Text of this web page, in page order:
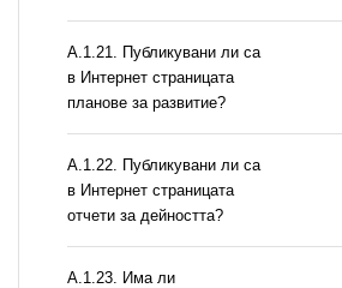
А.1.21. Публикувани ли са
в Интернет страницата
планове за развитие?
А.1.22. Публикувани ли са
в Интернет страницата
отчети за дейността?
А.1.23. Има ли